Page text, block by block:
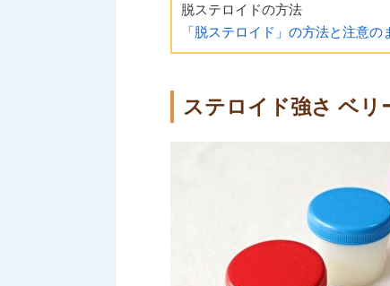
脱ステロイドの方法
「脱ステロイド」の方法と注意の
ステロイド強さ ベリ